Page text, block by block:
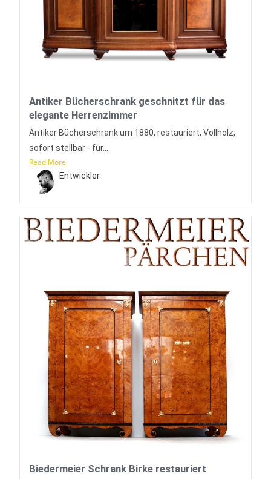
Antiker Bücherschrank geschnitzt für das
elegante Herrenzimmer
Antiker Bücherschrank um 1880, restauriert, Vollholz,
sofort stellbar - für...
Read More
Entwickler
Biedermeier Schrank Birke restauriert